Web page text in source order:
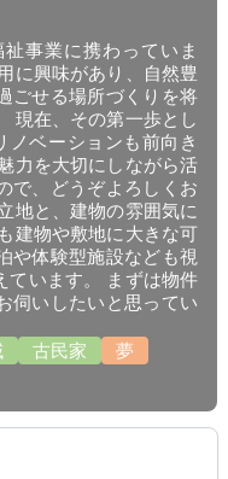
事業に携わっていま
に興味があり、自然豊
ごせる場所づくりを将
現在、その第一歩とし
ノベーションも前向き
力を大切にしながら活
で、どうぞよろしくお
地と、建物の雰囲気に
建物や敷地に大きな可
や体験型施設なども視
ています。 まずは物件
伺いしたいと思ってい
古民家
夢